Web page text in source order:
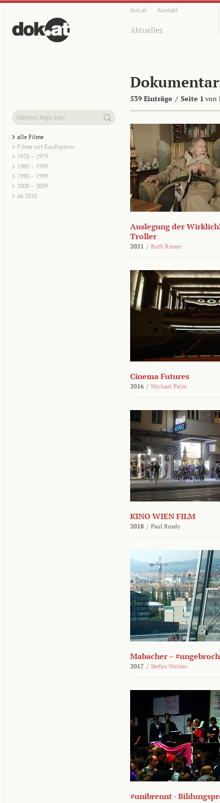
dok.at Kontakt
Aktuelles
539 Einträge / Seite 1 von
alle Filme
Filme mit Kaufoption
1970 – 1979
1980 – 1989
1990 – 1999
2000 – 2009
ab 2010
Auslegung der
Troller
2021 / Ruth Rieser
Cinema Futures
2016 / Michael Palm
KINO WIEN FILM
2018 / Paul Rosdy
Mabacher –
2017 / Stefan Wolner
#unibrennt -